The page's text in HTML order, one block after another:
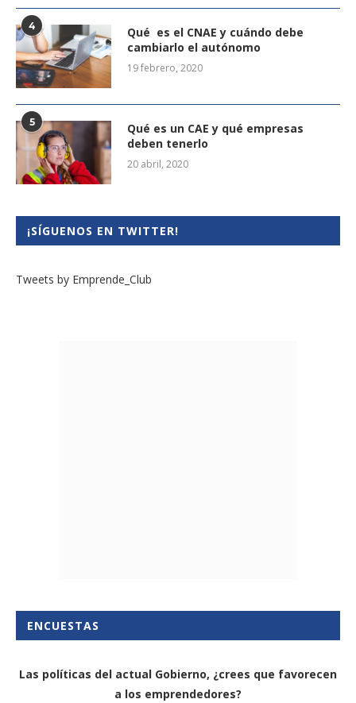
4
Qué es el CNAE y cuándo debe
cambiarlo el autónomo
19 febrero, 2020
5
Qué es un CAE y qué empresas
deben tenerlo
20 abril, 2020
¡SÍGUENOS EN TWITTER!
Tweets by Emprende_Club
ENCUESTAS
Las políticas del actual Gobierno, ¿crees que favorecen
a los emprendedores?